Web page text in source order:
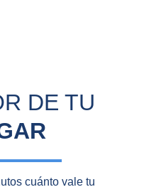
DE TU
cuánto vale tu